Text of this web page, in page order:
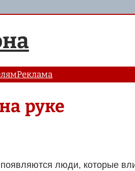
Реклама
руке
люди, которые